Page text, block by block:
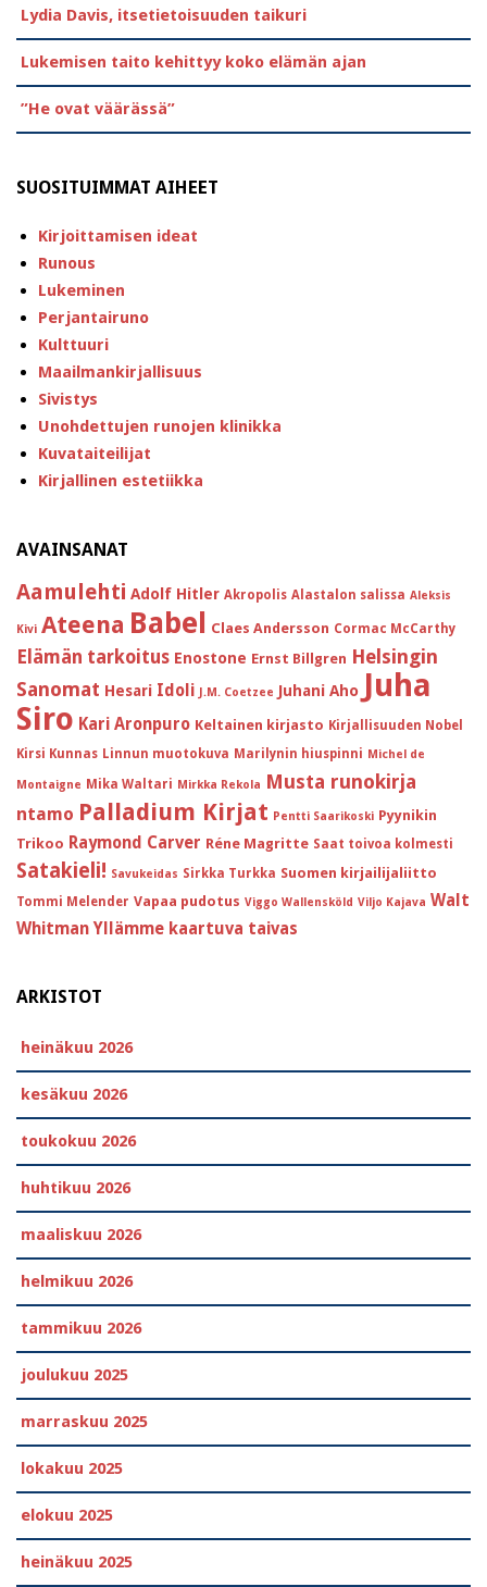
Lydia Davis, itsetietoisuuden taikuri
Lukemisen taito kehittyy koko elämän ajan
”He ovat väärässä”
SUOSITUIMMAT AIHEET
Kirjoittamisen ideat
Runous
Lukeminen
Perjantairuno
Kulttuuri
Maailmankirjallisuus
Sivistys
Unohdettujen runojen klinikka
Kuvataiteilijat
Kirjallinen estetiikka
AVAINSANAT
Aamulehti Adolf Hitler Akropolis Alastalon salissa Aleksis
Kivi Ateena Babel Claes Andersson Cormac McCarthy
Elämän tarkoitus Enostone Ernst Billgren Helsingin
Sanomat Hesari Idoli J.M. Coetzee Juhani Aho Juha
Siro Kari Aronpuro Keltainen kirjasto Kirjallisuuden Nobel
Kirsi Kunnas Linnun muotokuva Marilynin hiuspinni Michel de
Montaigne Mika Waltari Mirkka Rekola Musta runokirja
ntamo Palladium Kirjat Pentti Saarikoski Pyynikin
Trikoo Raymond Carver Réne Magritte Saat toivoa kolmesti
Satakieli! Savukeidas Sirkka Turkka Suomen kirjailijaliitto
Tommi Melender Vapaa pudotus Viggo Wallensköld Viljo Kajava Walt
Whitman Yllämme kaartuva taivas
ARKISTOT
heinäkuu 2026
kesäkuu 2026
toukokuu 2026
huhtikuu 2026
maaliskuu 2026
helmikuu 2026
tammikuu 2026
joulukuu 2025
marraskuu 2025
lokakuu 2025
elokuu 2025
heinäkuu 2025